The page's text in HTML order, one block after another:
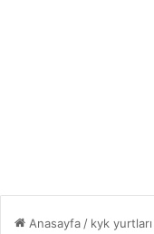
Anasayfa / kyk